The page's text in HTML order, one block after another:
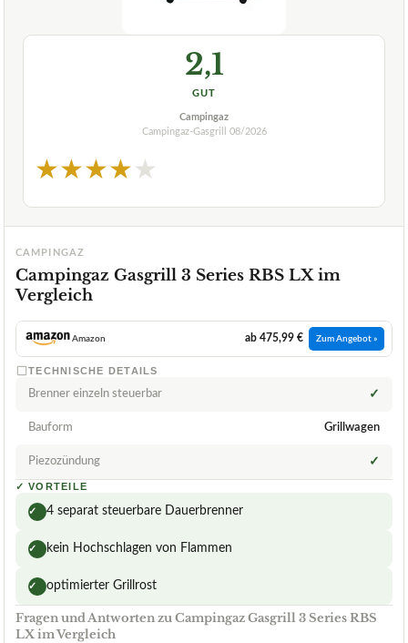
2,1
GUT
Campingaz
Campingaz-Gasgrill
08/2026
★★★★★
CAMPINGAZ
Campingaz Gasgrill 3 Series RBS LX im
Vergleich
Amazon ab 475,99 € Zum Angebot »
TECHNISCHE DETAILS
Brenner einzeln steuerbar ✓
Bauform Grillwagen
Piezozündung ✓
✓ VORTEILE
✓ 4 separat steuerbare Dauerbrenner
✓ kein Hochschlagen von Flammen
✓ optimierter Grillrost
Fragen und Antworten zu Campingaz Gasgrill 3 Series RBS
LX im Vergleich